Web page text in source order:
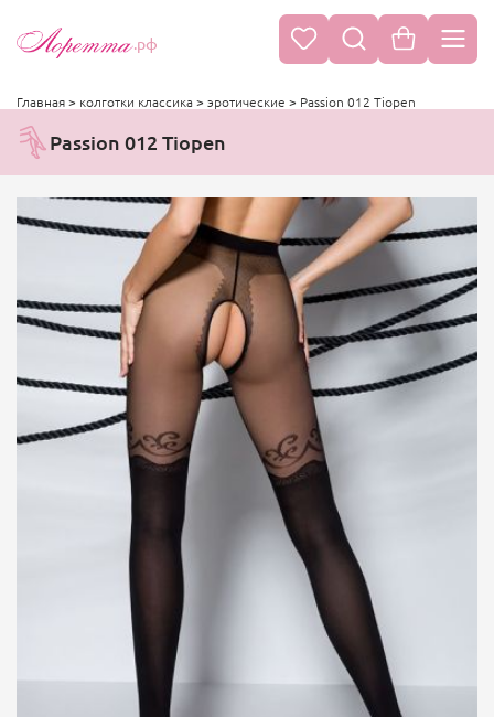
.рф
Главная> колготки классика> эротические > Passion 012 Tiopen
Passion 012 Tiopen